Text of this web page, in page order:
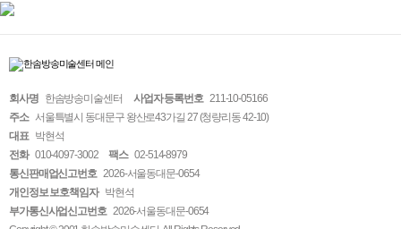
회사명 한솜방송미술센터 사업자 등록번호 211-10-05166
주소 서울특별시 동대문구 왕산로43가길 27 (청량리동 42-10)
대표 박현석
전화 010-4097-3002 팩스 02-514-8979
통신판매업신고번호 2026-서울동대문-0654
개인정보 보호책임자 박현석
부가통신사업신고번호 2026-서울동대문-0654